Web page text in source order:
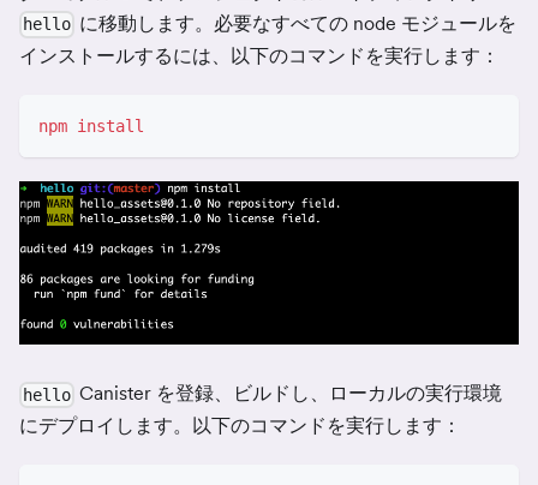
hello に移動します。必要なすべての node モジュールを
インストールするには、以下のコマンドを実行します：
npm install
hello Canister を登録、ビルドし、ローカルの実行環境
にデプロイします。以下のコマンドを実行します：